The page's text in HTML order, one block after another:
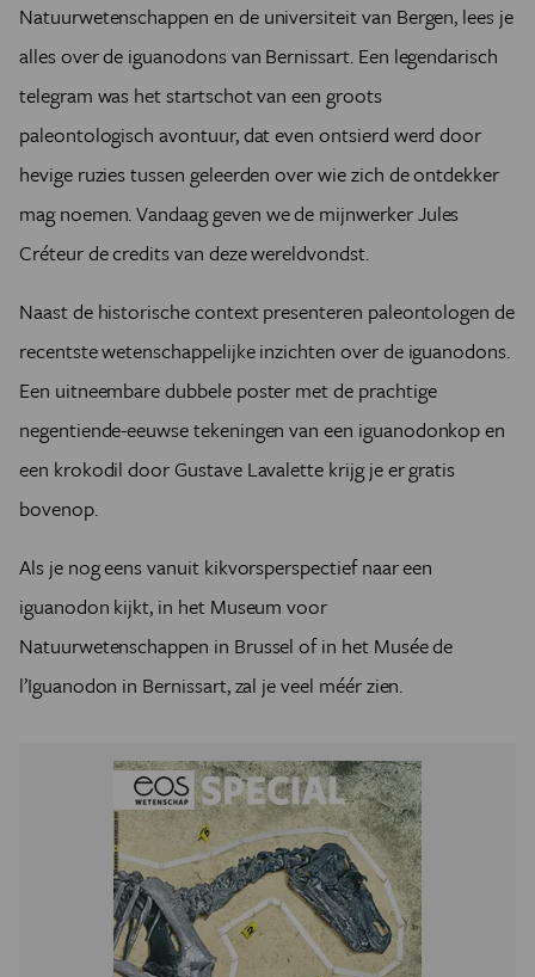
Natuurwetenschappen en de universiteit van Bergen, lees je
alles over de iguanodons van Bernissart. Een legendarisch
telegram was het startschot van een groots
paleontologisch avontuur, dat even ontsierd werd door
hevige ruzies tussen geleerden over wie zich de ontdekker
mag noemen. Vandaag geven we de mijnwerker Jules
Créteur de credits van deze wereldvondst.
Naast de historische context presenteren paleontologen de
recentste wetenschappelijke inzichten over de iguanodons.
Een uitneembare dubbele poster met de prachtige
negentiende-eeuwse tekeningen van een iguanodonkop en
een krokodil door Gustave Lavalette krijg je er gratis
bovenop.
Als je nog eens vanuit kikvorsperspectief naar een
iguanodon kijkt, in het Museum voor
Natuurwetenschappen in Brussel of in het Musée de
l’Iguanodon in Bernissart, zal je veel méér zien.